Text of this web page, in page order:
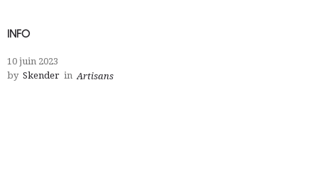
INFO
10 juin 2023
by Skender in Artisans